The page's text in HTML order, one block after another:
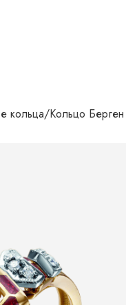
кольца Кольцо Берген